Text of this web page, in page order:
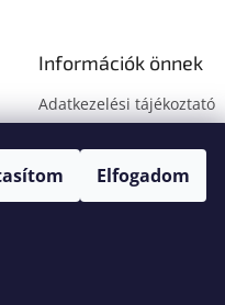
Elfogadom
Információk önnek
Adatkezelési tájékoztató
Fogyasztóvédelmi
tájékoztató
Süti tájékoztató